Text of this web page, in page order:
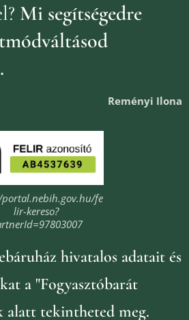
Mi segítségedre
Reményi Ilona
fe
lir-kereso?
hivatalos adatait és
a "Fogyasztóbarát
tekintheted meg.